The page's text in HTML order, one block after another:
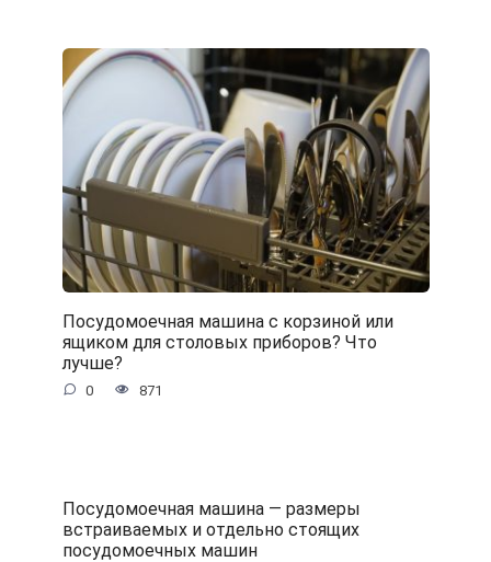
Посудомоечная машина с корзиной или
ящиком для столовых приборов? Что
лучше?
0 871
Посудомоечная машина — размеры
встраиваемых и отдельно стоящих
посудомоечных машин